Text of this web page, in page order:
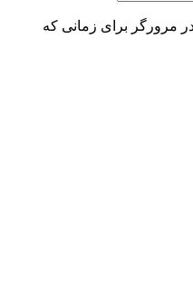
مرورگر برای زمانی که